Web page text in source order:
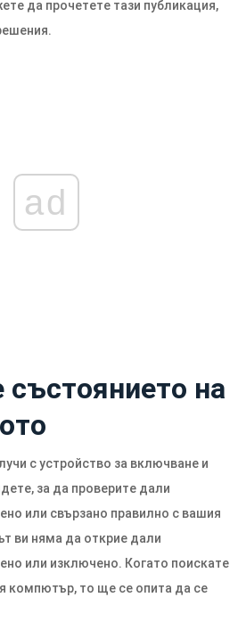
да прочетете тази публикация,
ad
състоянието на
с устройство за включване и
за да проверите дали
или свързано правилно с вашия
ви няма да открие дали
или изключено. Когато поискате
компютър, то ще се опита да се